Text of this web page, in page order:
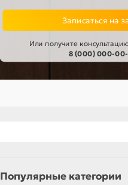
Записаться на
Или получите
8 (000) 000-
Популярные категории